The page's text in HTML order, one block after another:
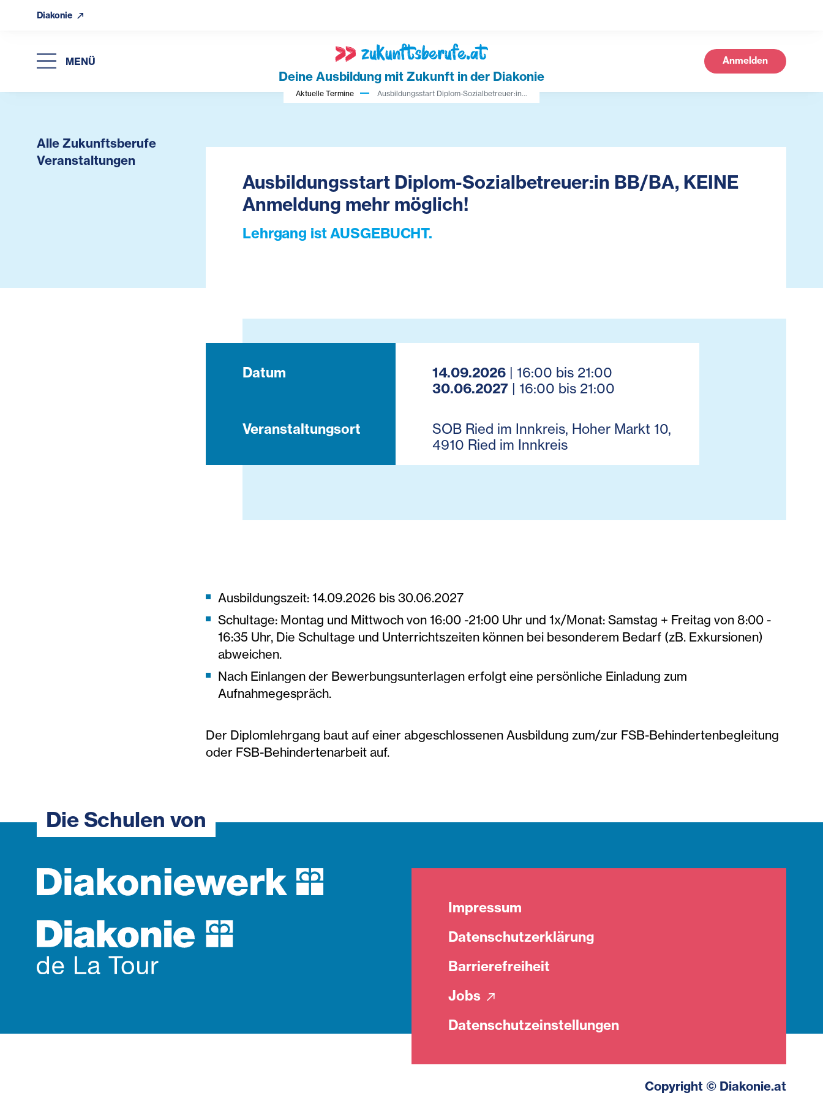
Diakonie
MENÜ
Deine Ausbildung mit Zukunft in der Diakonie
Anmelden
Aktuelle Termine Ausbildungsstart Diplom-Sozialbetreuer:in...
Alle Zukunftsberufe
Veranstaltungen
Ausbildungsstart Diplom-Sozialbetreuer:in BB/BA, KEINE
Anmeldung mehr möglich!
Lehrgang ist AUSGEBUCHT.
Datum 14.09.2026 | 16:00 bis 21:00
30.06.2027 | 16:00 bis 21:00
Veranstaltungsort
SOB Ried im Innkreis, Hoher Markt 10,
4910 Ried im Innkreis
Ausbildungszeit: 14.09.2026 bis 30.06.2027
Schultage: Montag und Mittwoch von 16:00 -21:00 Uhr und 1x/Monat: Samstag + Freitag von 8:00 -
16:35 Uhr, Die Schultage und Unterrichtszeiten können bei besonderem Bedarf (zB. Exkursionen)
abweichen.
Nach Einlangen der Bewerbungsunterlagen erfolgt eine persönliche Einladung zum
Aufnahmegespräch.
Der Diplomlehrgang baut auf einer abgeschlossenen Ausbildung zum/zur FSB-Behindertenbegleitung
oder FSB-Behindertenarbeit auf.
Die Schulen von
Impressum
Datenschutzerklärung
Barrierefreiheit
Jobs
Datenschutzeinstellungen
Copyright © Diakonie.at